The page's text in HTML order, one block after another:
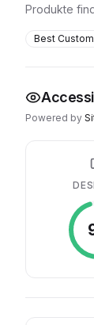
Produkte
Best
Powered by